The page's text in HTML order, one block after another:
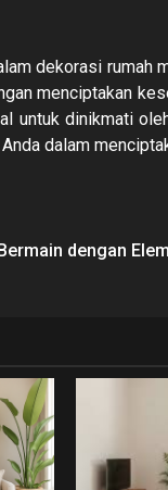
dekorasi rumah
menciptakan
untuk dinikmati
dalam
dengan